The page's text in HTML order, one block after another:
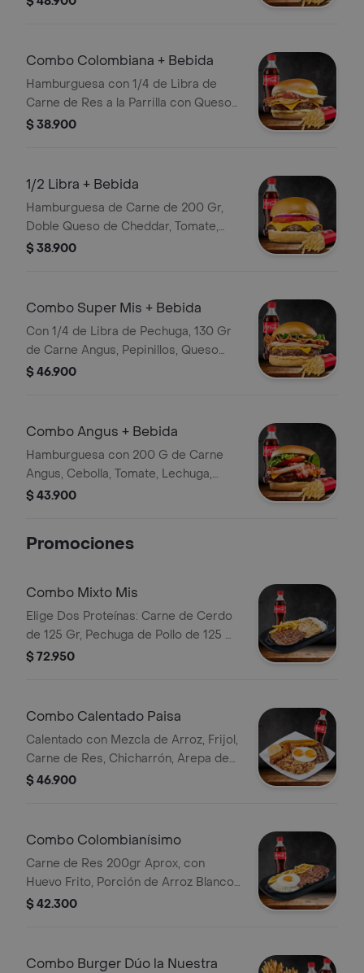
Combo Colombiana + Bebida
Hamburguesa con 1/4 de Libra de
Carne de Res a la Parrilla con Queso
Mozzarella, Huevo Frito, Tocineta y
$ 38.900
1/2 Libra + Bebida
Hamburguesa de Carne de 200 Gr,
Doble Queso de Cheddar, Tomate,
Cebolla, Papas y Bebida
$ 38.900
Combo Super Mis + Bebida
Con 1/4 de Libra de Pechuga, 130 Gr
de Carne Angus, Pepinillos, Queso
Cheddar, Tocinera, Lechuga. con
$ 46.900
Combo Angus + Bebida
Hamburguesa con 200 G de Carne
Angus, Cebolla, Tomate, Lechuga,
Queso Cheddar, Tocineta, Salsas,
$ 43.900
Promociones
Combo Mixto Mis
Elige Dos Proteínas: Carne de Cerdo
de 125 Gr, Pechuga de Pollo de 125 Gr
o Carne de Res de 125 Gr,
$ 72.950
Combo Calentado Paisa
Calentado con Mezcla de Arroz, Frijol,
Carne de Res, Chicharrón, Arepa de
Pincho, Tajada de Plátano y Huevo
$ 46.900
Combo Colombianísimo
Carne de Res 200gr Aprox, con
Huevo Frito, Porción de Arroz Blanco,
Papa Francesa y Chimichurri. Bebida
$ 42.300
Combo Burger Dúo la Nuestra